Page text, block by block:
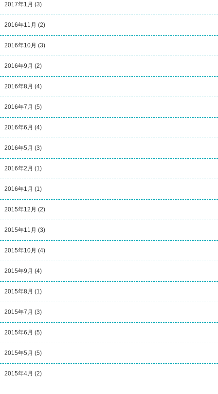
2017年1月 (3)
2016年11月 (2)
2016年10月 (3)
2016年9月 (2)
2016年8月 (4)
2016年7月 (5)
2016年6月 (4)
2016年5月 (3)
2016年2月 (1)
2016年1月 (1)
2015年12月 (2)
2015年11月 (3)
2015年10月 (4)
2015年9月 (4)
2015年8月 (1)
2015年7月 (3)
2015年6月 (5)
2015年5月 (5)
2015年4月 (2)